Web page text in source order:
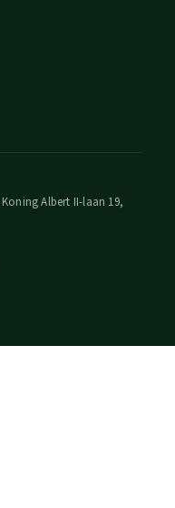
Koning Albert II-laan 19,